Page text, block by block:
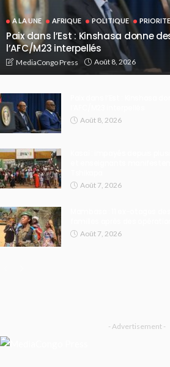
A LA UNE AFRIQUE POLITIQUE PRIORITE
Paix dans l’Est : Kinshasa donne
l’AFC/M23 interpellés
MediaCongo Press Août 8, 2026
Août 8, 2026
Août 7, 2026
Août 7, 2026
- Advertisement -